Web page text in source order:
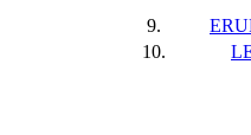
9.
10.